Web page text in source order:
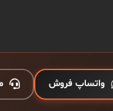
واتساپ فروش